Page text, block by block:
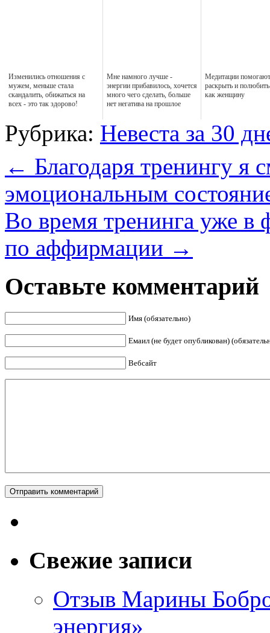
Изменились отношения с
мужем, меньше стала
скандалить, обижаться на
всех - это так здорово!
Мне намного лучше -
энергии прибавилось, хочется
много чего сделать, больше
нет негатива на прошлое
Медитации помогают
раскрыть и
как женщину
Рубрика: Невеста за 30
← Благодаря тренингу я
эмоциональным
Во время тренинга уже в
по аффирмации →
Оставьте комментарий
Имя (обязательно)
Емаил (не будет опубликован)
Вебсайт
Свежие записи
Отзыв Марины
энергия»